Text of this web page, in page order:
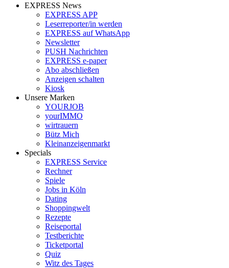
EXPRESS News
EXPRESS APP
Leserreporter/in werden
EXPRESS auf WhatsApp
Newsletter
PUSH Nachrichten
EXPRESS e-paper
Abo abschließen
Anzeigen schalten
Kiosk
Unsere Marken
YOURJOB
yourIMMO
wirtrauern
Bütz Mich
Kleinanzeigenmarkt
Specials
EXPRESS Service
Rechner
Spiele
Jobs in Köln
Dating
Shoppingwelt
Rezepte
Reiseportal
Testberichte
Ticketportal
Quiz
Witz des Tages